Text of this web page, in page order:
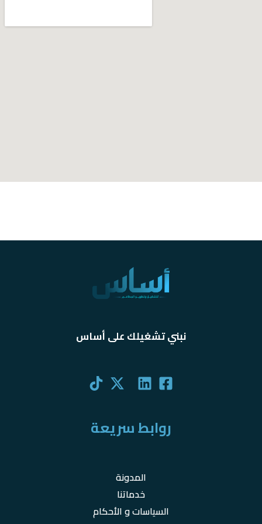
نبني تشغيلك على أساس
روابط سريعة
المدونة
خدماتنا
السياسات و الأحكام